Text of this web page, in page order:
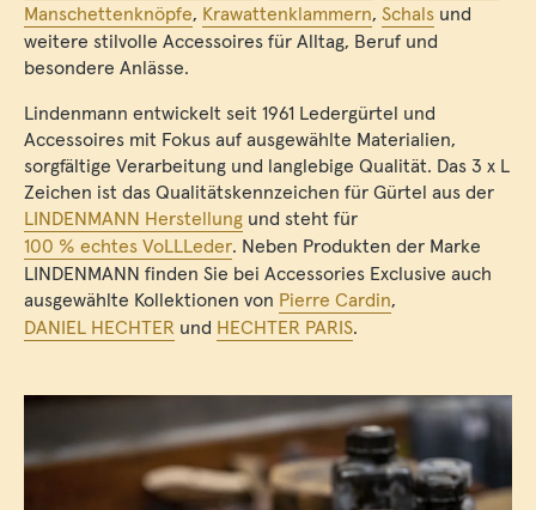
Manschettenknöpfe, Krawattenklammern, Schals und
weitere stilvolle Accessoires für Alltag, Beruf und
besondere Anlässe.
Lindenmann entwickelt seit 1961 Ledergürtel und
Accessoires mit Fokus auf ausgewählte Materialien,
sorgfältige Verarbeitung und langlebige Qualität. Das 3 x L
Zeichen ist das Qualitätskennzeichen für Gürtel aus der
LINDENMANN Herstellung und steht für
100 % echtes VoLLLeder. Neben Produkten der Marke
LINDENMANN finden Sie bei Accessories Exclusive auch
ausgewählte Kollektionen von Pierre Cardin,
DANIEL HECHTER und HECHTER PARIS.